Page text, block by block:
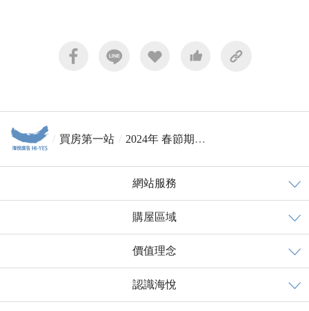
買房第一站 2024年 春節期間-營業時間公告
網站服務
購屋區域
價值理念
認識海悅